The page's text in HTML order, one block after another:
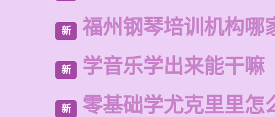
新 福州钢琴培训机构哪
新 学音乐学出来能干嘛
新 零基础学尤克里里怎